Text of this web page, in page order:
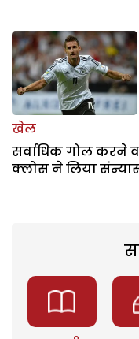
खेल
सर्वाधिक गोल करने
क्लोस ने लिया